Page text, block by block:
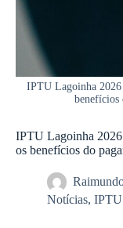
IPTU Lagoinha 2026
benefícios
IPTU Lagoinha
os benefícios do
Notícias, IPTU